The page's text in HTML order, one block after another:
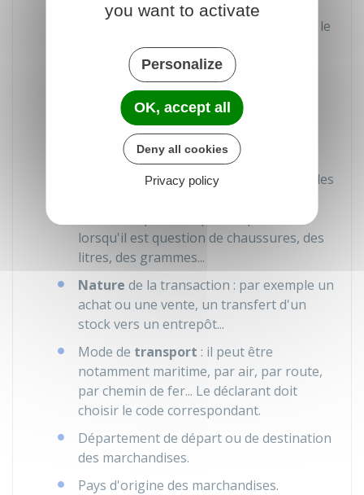
Cette valeur est indiquée en euros, en
arrondissant à l'unité supérieure. Dans le
cas où une valeur est arrondie à 0 (par
exemple pour une transaction évaluée
à 0,48 €) elle ne doit pas être déclarée.
Masse nette : c'est-à-dire la masse en
kilogrammes des marchandises sans
leurs éventuels emballages.
Unités de mesure supplémentaires : celles
lorsqu'il est question de chaussures, des
litres, des grammes...
Nature de la transaction : par exemple un
achat ou une vente, un transfert d'un
stock vers un entrepôt...
Mode de transport : il peut être
notamment maritime, par air, par route,
par chemin de fer... Le déclarant doit
choisir le code correspondant.
Département de départ ou de destination
des marchandises.
Pays d'origine des marchandises.
you want to activate
Personalize
OK, accept all
Deny all cookies
Privacy policy